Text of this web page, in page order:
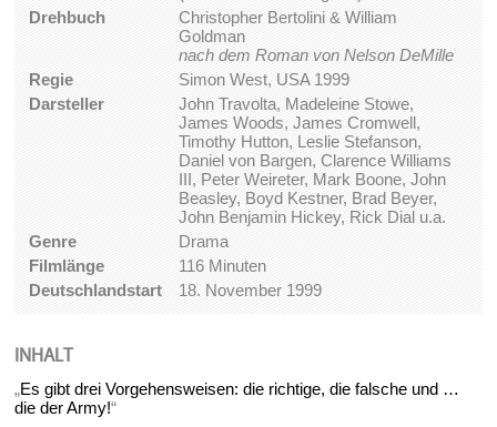
Drehbuch
Christopher Bertolini & William
Goldman
nach dem Roman von Nelson DeMille
Regie
Simon West, USA 1999
Darsteller
John Travolta, Madeleine Stowe,
James Woods, James Cromwell,
Timothy Hutton, Leslie Stefanson,
Daniel von Bargen, Clarence Williams
III, Peter Weireter, Mark Boone, John
Beasley, Boyd Kestner, Brad Beyer,
John Benjamin Hickey, Rick Dial u.a.
Genre
Drama
Filmlänge
116 Minuten
Deutschlandstart
18. November 1999
INHALT
„Es gibt drei Vorgehensweisen: die richtige, die falsche und …
die der Army!“